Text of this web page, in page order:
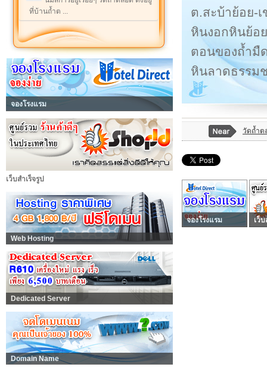
ที่บ้านถ้ำต ...
จองโรงแรม
เว็บสำเร็จรูป
Web Hosting
Dedicated Server
Domain Name
ต.สะบ้าย้อย-
หินงอกหินย้อ
ตอนของถ้ำมื
หินลาดธรรม
วัดถ้ำต
จองโรงแรม เว็